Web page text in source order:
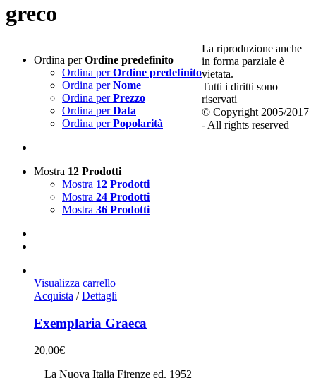
greco
Ordina perOrdine predefinito
Ordina perOrdine predefinito
Ordina perNome
Ordina perPrezzo
Ordina perData
Ordina perPopolarità
Mostra 12 Prodotti
Mostra 12 Prodotti
Mostra 24 Prodotti
Mostra 36 Prodotti
Visualizza carrello
Acquista / Dettagli
Exemplaria Graeca
20,00€
La Nuova Italia Firenze ed. 1952
La riproduzione anche
in forma parziale è
vietata.
Tutti i diritti sono
riservati
© Copyright 2005/2017
- All rights reserved